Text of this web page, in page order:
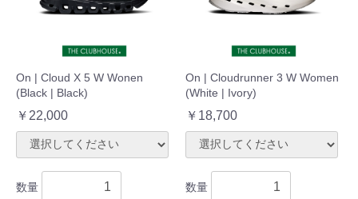
On | Cloud X 5 W Wonen
(Black | Black)
￥22,000
数量
On | Cloudrunner 3 W Women
(White | Ivory)
￥18,700
数量